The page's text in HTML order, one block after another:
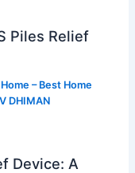
Piles Relief
– Best Home
DHIMAN
Device: A